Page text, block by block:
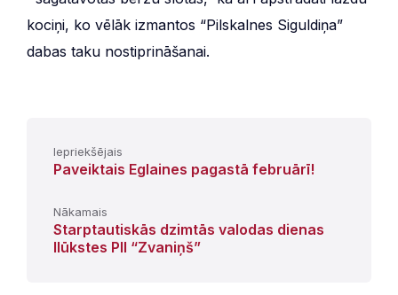
kociņi, ko vēlāk izmantos “Pilskalnes Siguldiņa”
dabas taku nostiprināšanai.
Iepriekšējais
Paveiktais Eglaines pagastā februārī!
Nākamais
Starptautiskās dzimtās valodas dienas
Ilūkstes PII “Zvaniņš”